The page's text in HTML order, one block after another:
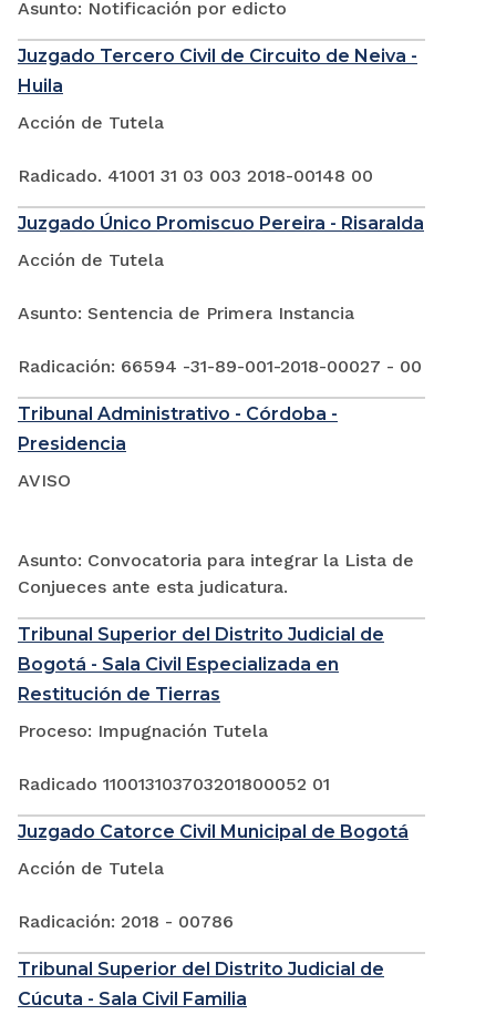
Asunto: Notificación por edicto
Juzgado Tercero Civil de Circuito de Neiva -
Huila
Acción de Tutela
Radicado. 41001 31 03 003 2018-00148 00
Juzgado Único Promiscuo Pereira - Risaralda
Acción de Tutela
Asunto: Sentencia de Primera Instancia
Radicación: 66594 -31-89-001-2018-00027 - 00
Tribunal Administrativo - Córdoba -
Presidencia
AVISO
Asunto: Convocatoria para integrar la Lista de
Conjueces ante esta judicatura.
Tribunal Superior del Distrito Judicial de
Bogotá - Sala Civil Especializada en
Restitución de Tierras
Proceso: Impugnación Tutela
Radicado 110013103703201800052 01
Juzgado Catorce Civil Municipal de Bogotá
Acción de Tutela
Radicación: 2018 - 00786
Tribunal Superior del Distrito Judicial de
Cúcuta - Sala Civil Familia